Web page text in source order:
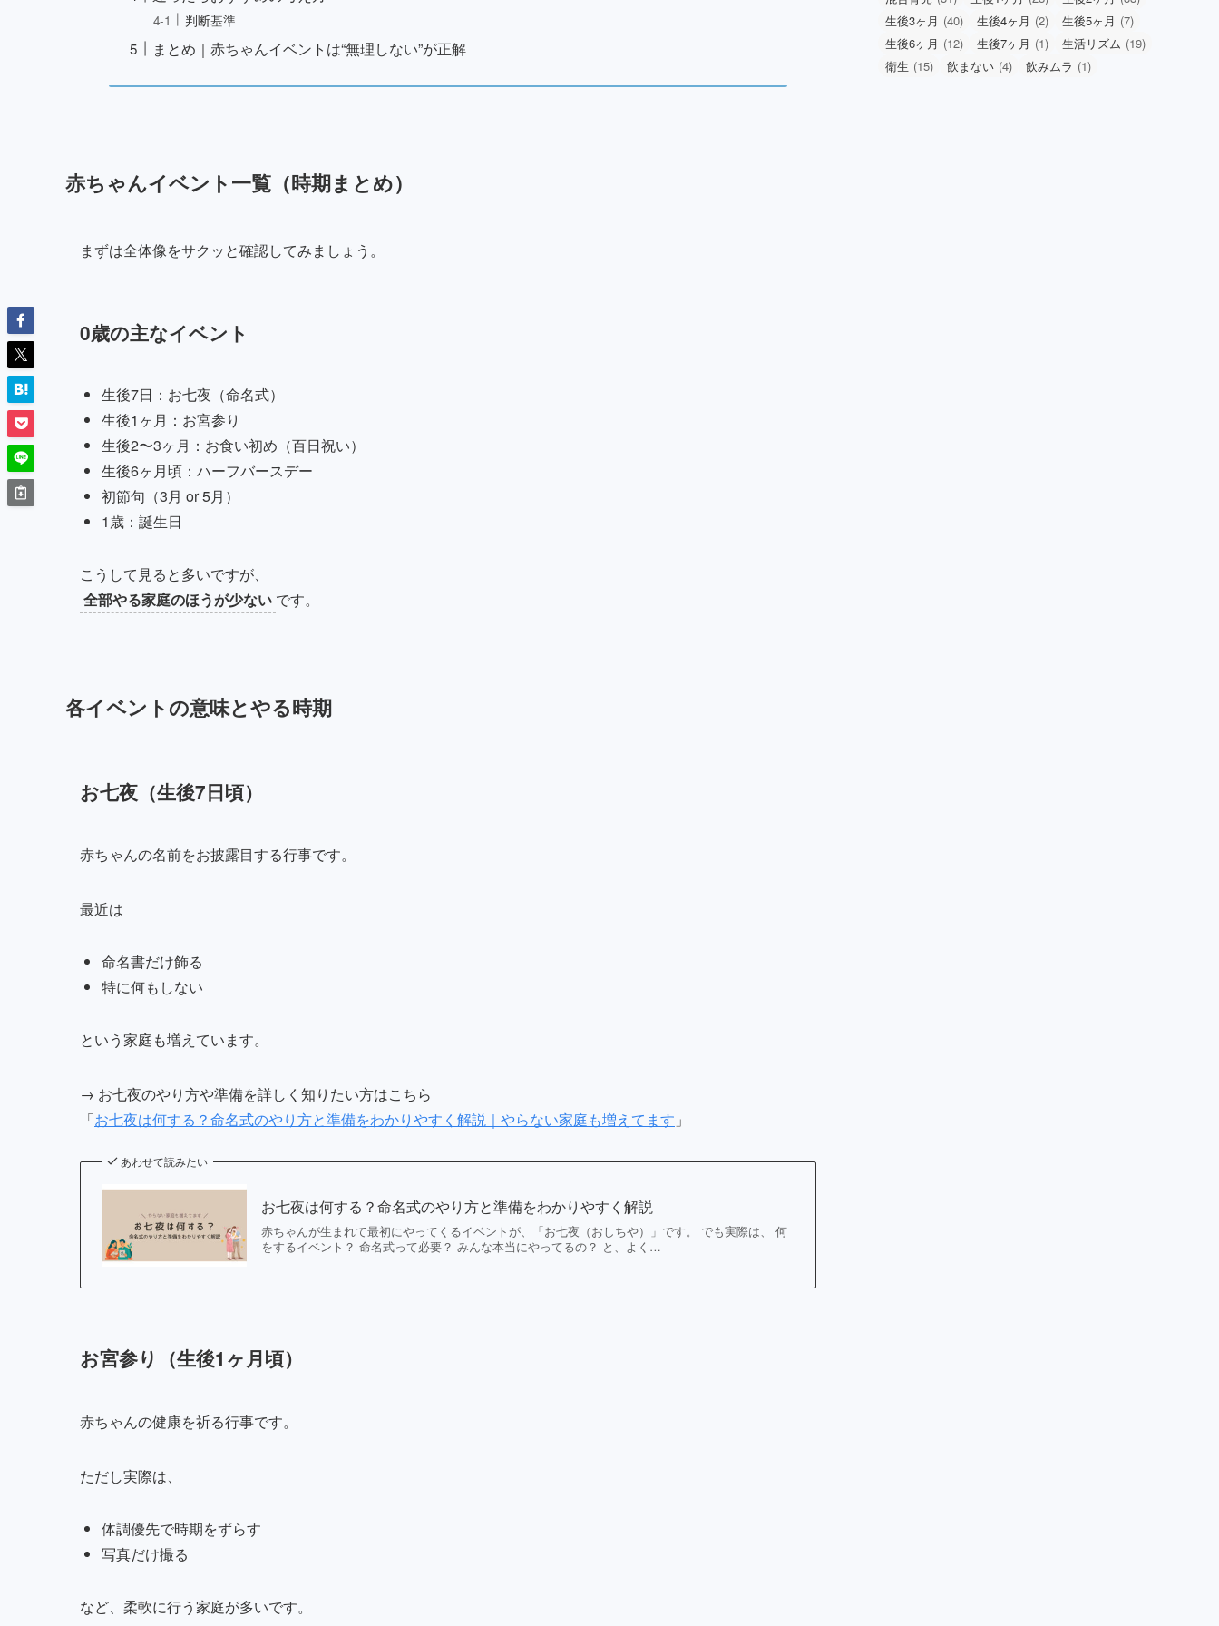
判断基準
まとめ｜赤ちゃんイベントは“無理しない”が正解
赤ちゃんイベント一覧（時期まとめ）
まずは全体像をサクッと確認してみましょう。
0歳の主なイベント
生後7日：お七夜（命名式）
生後1ヶ月：お宮参り
生後2〜3ヶ月：お食い初め（百日祝い）
生後6ヶ月頃：ハーフバースデー
初節句（3月 or 5月）
1歳：誕生日
こうして見ると多いですが、
全部やる家庭のほうが少ない です。
各イベントの意味とやる時期
お七夜（生後7日頃）
赤ちゃんの名前をお披露目する行事です。
最近は
命名書だけ飾る
特に何もしない
という家庭も増えています。
→ お七夜のやり方や準備を詳しく知りたい方はこちら
「お七夜は何する？命名式のやり方と準備をわかりやすく解説｜やらない家庭も増えてます 」
あわせて読みたい
お七夜は何する？命名式のやり方と準備をわかりやすく解説
赤ちゃんが生まれて最初にやってくるイベントが、「お七夜（おしちや）」です。 でも実際は、 何
をするイベント？ 命名式って必要？ みんな本当にやってるの？ と、よく…
お宮参り（生後1ヶ月頃）
赤ちゃんの健康を祈る行事です。
ただし実際は、
体調優先で時期をずらす
写真だけ撮る
など、柔軟に行う家庭が多いです。
生後3ヶ月 (40) 生後4ヶ月 (2) 生後5ヶ月 (7)
生後6ヶ月 (12) 生後7ヶ月 (1) 生活リズム (19)
衛生 (15) 飲まない (4) 飲みムラ (1)